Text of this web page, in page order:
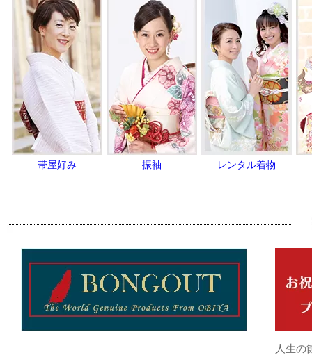
帯屋好み 振袖 レンタル着物
人生の